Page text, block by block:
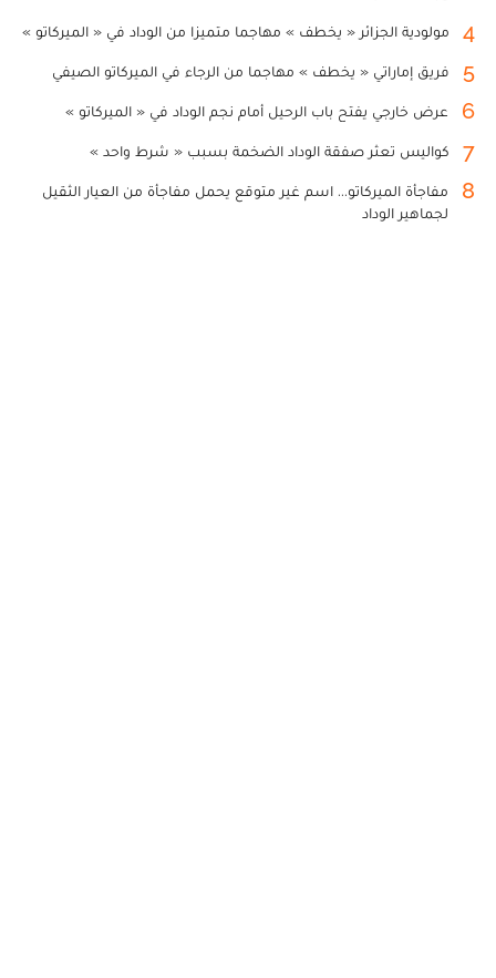
4 مولودية الجزائر « يخطف » مهاجما متميزا من الوداد في « الميركاتو »
5 فريق إماراتي « يخطف » مهاجما من الرجاء في الميركاتو الصيفي
6 عرض خارجي يفتح باب الرحيل أمام نجم الوداد في « الميركاتو »
7 كواليس تعثر صفقة الوداد الضخمة بسبب « شرط واحد »
8
مفاجأة الميركاتو... اسم غير متوقع يحمل مفاجأة من العيار الثقيل
لجماهير الوداد